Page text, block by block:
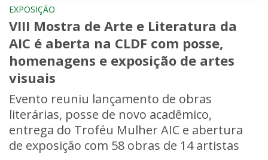
EXPOSIÇÃO
VIII Mostra de Arte e Literatura da
AIC é aberta na CLDF com posse,
homenagens e exposição de artes
visuais
Evento reuniu lançamento de obras
literárias, posse de novo acadêmico,
entrega do Troféu Mulher AIC e abertura
de exposição com 58 obras de 14 artistas